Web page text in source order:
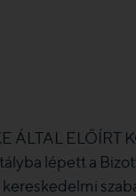
ÁLTAL ELŐÍRT
lépett a